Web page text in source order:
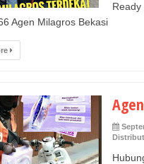
Agen Milagros Bekasi